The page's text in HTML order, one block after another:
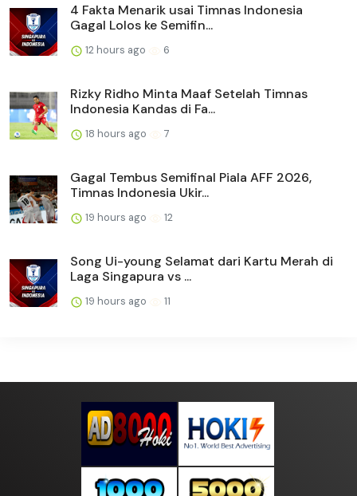
4 Fakta Menarik usai Timnas Indonesia
Gagal Lolos ke Semifin...
12 hours ago 6
Rizky Ridho Minta Maaf Setelah Timnas
Indonesia Kandas di Fa...
18 hours ago 7
Gagal Tembus Semifinal Piala AFF 2026,
Timnas Indonesia Ukir...
19 hours ago 12
Song Ui-young Selamat dari Kartu Merah di
Laga Singapura vs ...
19 hours ago 11